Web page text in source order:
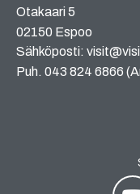
Otakaari 5
02150 Espoo
Sähköposti:
Puh. 043 824 6866